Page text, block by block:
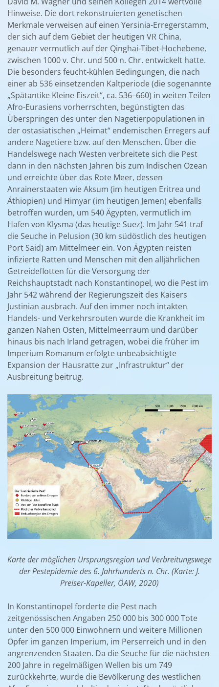
Hinweise. Die dort rekonstruierten genetischen
Merkmale verweisen auf einen Yersinia-Erregerstamm,
der sich auf dem Gebiet der heutigen VR China,
genauer vermutlich auf der Qinghai-Tibet-Hochebene,
zwischen 1000 v. Chr. und 500 n. Chr. entwickelt hatte.
Die besonders feucht-kühlen Bedingungen, die nach
einer ab 536 einsetzenden Kaltperiode (die sogenannte
„Spätantike Kleine Eiszeit“, ca. 536–660) in weiten Teilen
Afro-Eurasiens vorherrschten, begünstigten das
Überspringen des unter den Nagetierpopulationen in
der ostasiatischen „Heimat“ endemischen Erregers auf
andere Nagetiere bzw. auf den Menschen. Über die
Handelswege nach Westen verbreitete sich die Pest
dann in den nächsten Jahren bis zum Indischen Ozean
und erreichte über das Rote Meer, dessen
Anrainerstaaten wie Aksum (im heutigen Eritrea und
Äthiopien) und Himyar (im heutigen Jemen) ebenfalls
betroffen wurden, um 540 Ägypten, vermutlich im
Hafen von Klysma (das heutige Suez). Im Jahr 541 traf
die Seuche in Pelusion (30 km südöstlich des heutigen
Port Said) am Mittelmeer ein. Von Ägypten reisten
infizierte Ratten und Menschen mit den alljährlichen
Getreideflotten für die Versorgung der
Reichshauptstadt nach Konstantinopel, wo die Pest im
Jahr 542 während der Regierungszeit des Kaisers
Justinian ausbrach. Auf den immer noch intakten
Handels- und Verkehrsrouten wurde die Krankheit im
ganzen Nahen Osten, Mittelmeerraum und darüber
hinaus bis nach Irland getragen, wobei die früher im
Imperium Romanum erfolgte unbeabsichtigte
Expansion der Hausratte zur „Infrastruktur“ der
Ausbreitung beitrug.
Karte der möglichen Ursprungsregion und Verbreitungswege
der Pestepidemie des 6. Jahrhunderts n. Chr. (Karte: J.
Preiser-Kapeller, ÖAW, 2020)
In Konstantinopel forderte die Pest nach
zeitgenössischen Angaben 250 000 bis 300 000 Tote
unter den 500 000 Einwohnern und weitere Millionen
Opfer im ganzen Imperium, im Perserreich und in den
angrenzenden Staaten. Da die Seuche für die nächsten
200 Jahre in regelmäßigen Wellen bis um 749
zurückkehrte, wurde die Bevölkerung des westlichen